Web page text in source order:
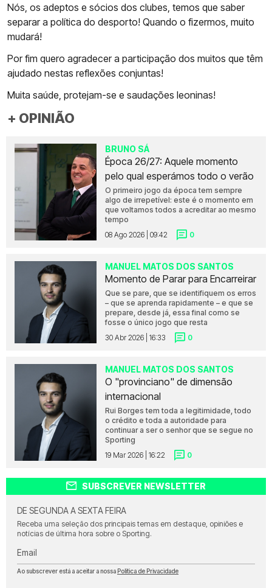
Nós, os adeptos e sócios dos clubes, temos que saber
separar a política do desporto! Quando o fizermos, muito
mudará!
Por fim quero agradecer a participação dos muitos que têm
ajudado nestas reflexões conjuntas!
Muita saúde, protejam-se e saudações leoninas!
+ OPINIÃO
BRUNO SÁ
Época 26/27: Aquele momento
pelo qual esperámos todo o verão
O primeiro jogo da época tem sempre
algo de irrepetível: este é o momento em
que voltamos todos a acreditar ao mesmo
tempo
08 Ago 2026 | 09:42
0
MANUEL MATOS DOS SANTOS
Momento de Parar para Encarreirar
Que se pare, que se identifiquem os erros
– que se aprenda rapidamente – e que se
prepare, desde já, essa final como se
fosse o único jogo que resta
30 Abr 2026 | 16:33
0
MANUEL MATOS DOS SANTOS
O "provinciano" de dimensão
internacional
Rui Borges tem toda a legitimidade, todo
o crédito e toda a autoridade para
continuar a ser o senhor que se segue no
Sporting
19 Mar 2026 | 16:22
0
SUBSCREVER NEWSLETTER
DE SEGUNDA A SEXTA FEIRA
Receba uma seleção dos principais temas em destaque, opiniões e
notícias de última hora sobre o Sporting.
Email
Ao subscrever está a aceitar a nossa Política de Privacidade